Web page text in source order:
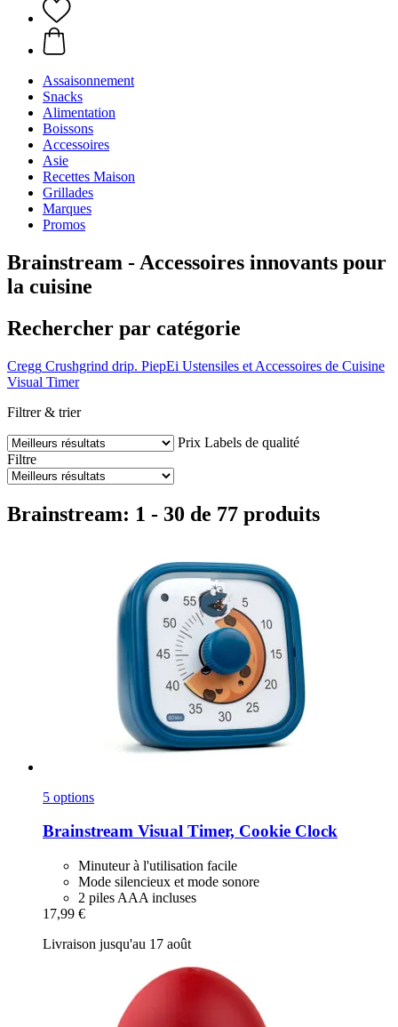
Assaisonnement
Snacks
Alimentation
Boissons
Accessoires
Asie
Recettes Maison
Grillades
Marques
Promos
Brainstream - Accessoires innovants pour
la cuisine
Rechercher par catégorie
Cregg Crushgrind drip. PiepEi Ustensiles et Accessoires de Cuisine
Visual Timer
Filtrer & trier
Prix Labels de qualité
Filtre
Brainstream: 1 - 30 de 77 produits
5 options
Brainstream Visual Timer, Cookie Clock
Minuteur à l'utilisation facile
Mode silencieux et mode sonore
2 piles AAA incluses
17,99 €
Livraison jusqu'au 17 août